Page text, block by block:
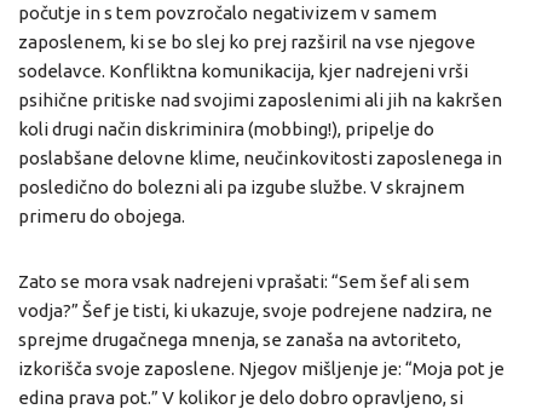
počutje in s tem povzročalo negativizem v samem
zaposlenem, ki se bo slej ko prej razširil na vse njegove
sodelavce. Konfliktna komunikacija, kjer nadrejeni vrši
psihične pritiske nad svojimi zaposlenimi ali jih na kakršen
koli drugi način diskriminira (mobbing!), pripelje do
poslabšane delovne klime, neučinkovitosti zaposlenega in
posledično do bolezni ali pa izgube službe. V skrajnem
primeru do obojega.
Zato se mora vsak nadrejeni vprašati: “Sem šef ali sem
vodja?” Šef je tisti, ki ukazuje, svoje podrejene nadzira, ne
sprejme drugačnega mnenja, se zanaša na avtoriteto,
izkorišča svoje zaposlene. Njegov mišljenje je: “Moja pot je
edina prava pot.” V kolikor je delo dobro opravljeno, si